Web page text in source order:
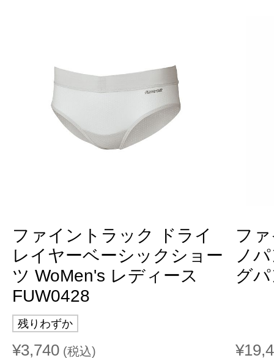
ファイントラック ドライ
レイヤーベーシックショー
ツ WoMen's レディース
FUW0428
残りわずか
¥3,740 (税込)
フ
ノ
グ